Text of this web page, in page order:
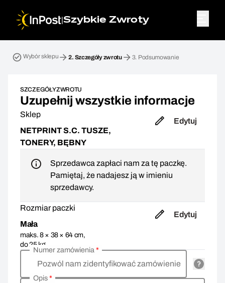
|Szybkie Zwroty
Wybór sklepu 2. Szczegóły zwrotu 3. Podsumowanie
SZCZEGÓŁY ZWROTU
Uzupełnij wszystkie informacje
Sklep
NETPRINT S.C. TUSZE,
TONERY, BĘBNY
Edytuj
Sprzedawca zapłaci nam za tę paczkę.
Pamiętaj, że nadajesz ją w imieniu
sprzedawcy.
Rozmiar paczki
Mała
maks. 8 × 38 × 64 cm,
do 25 kg
Edytuj
Pozwól nam zidentyfikować zamówienie
Numer zamówienia*
Opis*